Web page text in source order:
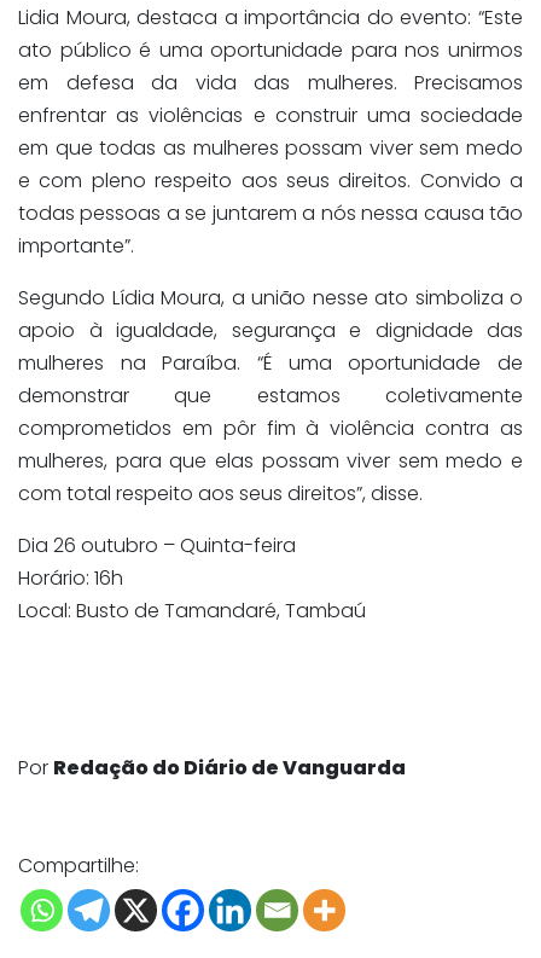
Lidia Moura, destaca a importância do evento: “Este
ato público é uma oportunidade para nos unirmos
em defesa da vida das mulheres. Precisamos
enfrentar as violências e construir uma sociedade
em que todas as mulheres possam viver sem medo
e com pleno respeito aos seus direitos. Convido a
todas pessoas a se juntarem a nós nessa causa tão
importante”.
Segundo Lídia Moura, a união nesse ato simboliza o
apoio à igualdade, segurança e dignidade das
mulheres na Paraíba. “É uma oportunidade de
demonstrar que estamos coletivamente
comprometidos em pôr fim à violência contra as
mulheres, para que elas possam viver sem medo e
com total respeito aos seus direitos”, disse.
Dia 26 outubro – Quinta-feira
Horário: 16h
Local: Busto de Tamandaré, Tambaú
Por Redação do Diário de Vanguarda
Compartilhe: